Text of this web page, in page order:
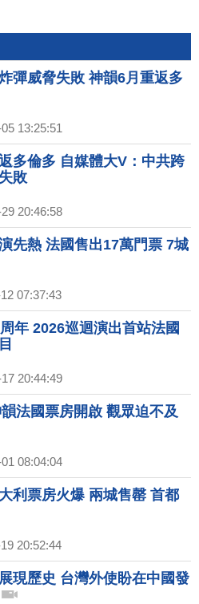
彈威脅失敗 神韻6月重返多
13:25:51
多倫多 自媒體大V：中共跨
敗
20:46:58
先熱 法國售出17萬門票 7城
07:37:43
年 2026巡迴演出首站法國
20:44:49
法國票房開啟 觀眾迫不及
08:04:04
利票房火爆 兩城售罄 首都
20:52:44
現歷史 台灣外使盼在中國發